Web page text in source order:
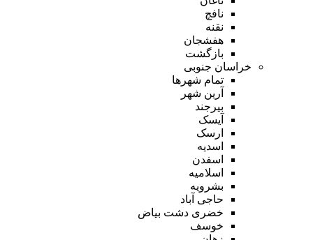
نافچ
نقنه
هفشجان
بازگشت
خراسان جنوبی
تمام شهر‌ها
آرین شهر
بیرجند
آیسک
ارسک
اسدیه
اسفدن
اسلامیه
بشرویه
حاجی آباد
خضری دشت بیاض
خوسف